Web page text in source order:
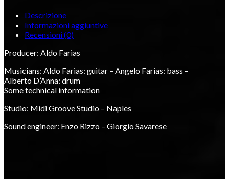
Descrizione
Informazioni aggiuntive
Recensioni (0)
Producer: Aldo Farias
Musicians: Aldo Farias: guitar – Angelo Farias: bass –
Alberto D’Anna: drum
Some technical information
Studio: Midi Groove Studio – Naples
Sound engineer: Enzo Rizzo – Giorgio Savarese